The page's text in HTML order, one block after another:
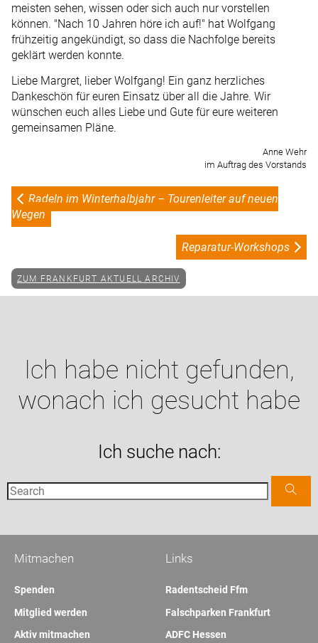
meisten sehen, wissen oder sich auch nur vorstellen
können. "Nach 10 Jahren höre ich auf!" hat Wolfgang
frühzeitig angekündigt, so dass die Nachfolge bereits
geklärt werden konnte.
Liebe Margret, lieber Wolfgang! Ein ganz herzliches
Dankeschön für euren Einsatz über all die Jahre. Wir
wünschen euch alles Liebe und Gute für eure weiteren
gemeinsamen Pläne.
Anne Wehr
im Auftrag des Vorstands
Radeln im Winterhalbjahr – Tourenleiter auf neuen
Wegen
Reparatur-Workshops
ZUM FRANKFURT AKTUELL ARCHIV
Ich habe nicht gefunden,
wonach ich gesucht habe
Ich suche nach:
Links
Radentscheid Ffm
Falschparken Frankfurt
ADFC Hessen
Mitmachen
Spenden
Mitglied werden
Aktiv mitmachen